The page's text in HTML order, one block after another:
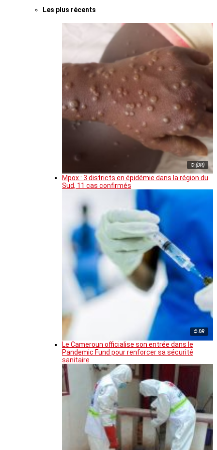
Les plus récents
© (DR)
Mpox : 3 districts en épidémie dans la région du
Sud, 11 cas confirmés
© DR
Le Cameroun officialise son entrée dans le
Pandemic Fund pour renforcer sa sécurité
sanitaire